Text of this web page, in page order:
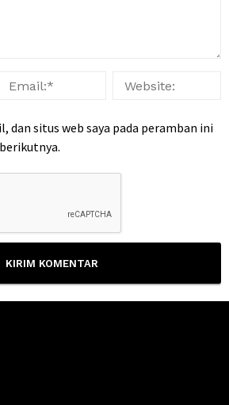
dan situs web saya pada peramban ini